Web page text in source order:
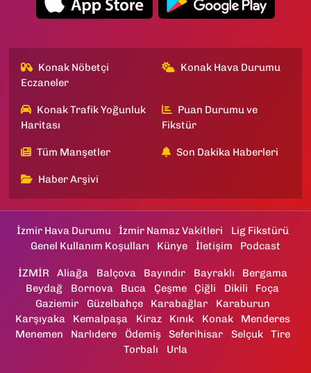
Konak Nöbetçi
Eczaneler
Konak Hava Durumu
Konak Trafik Yoğunluk
Haritası
Puan Durumu ve
Fikstür
Tüm Manşetler Son Dakika Haberleri
Haber Arşivi
İzmir Hava Durumu İzmir Namaz Vakitleri
Lig Fikstürü
Genel Kullanım Koşulları
Künye İletişim Podcast
İZMİR Aliağa Balçova Bayındır Bayraklı
Bergama
Beydağ
Bornova Buca Çeşme Çiğli Dikili
Foça
Gaziemir
Güzelbahçe Karabağlar
Karaburun
Karşıyaka
Kemalpaşa Kiraz Kınık Konak
Menderes
Menemen
Narlıdere Ödemiş Seferihisar Selçuk
Tire
Torbalı
Urla